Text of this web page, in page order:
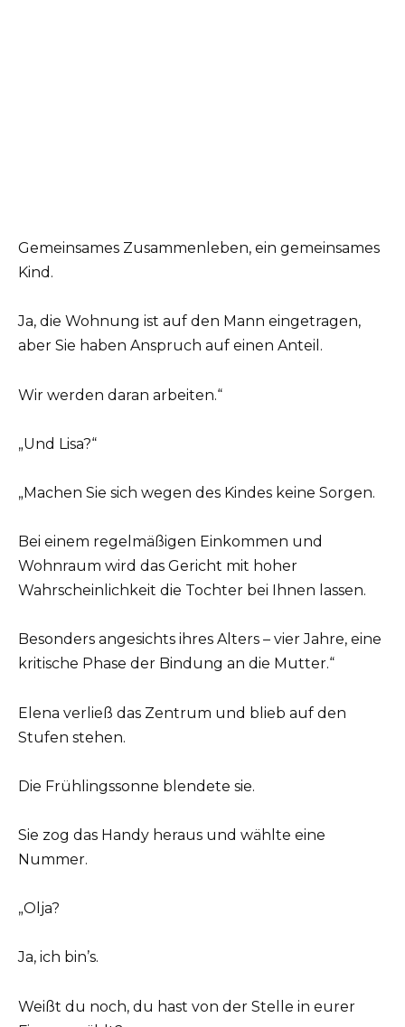
Gemeinsames Zusammenleben, ein gemeinsames
Kind.
Ja, die Wohnung ist auf den Mann eingetragen,
aber Sie haben Anspruch auf einen Anteil.
Wir werden daran arbeiten.“
„Und Lisa?“
„Machen Sie sich wegen des Kindes keine Sorgen.
Bei einem regelmäßigen Einkommen und
Wohnraum wird das Gericht mit hoher
Wahrscheinlichkeit die Tochter bei Ihnen lassen.
Besonders angesichts ihres Alters – vier Jahre, eine
kritische Phase der Bindung an die Mutter.“
Elena verließ das Zentrum und blieb auf den
Stufen stehen.
Die Frühlingssonne blendete sie.
Sie zog das Handy heraus und wählte eine
Nummer.
„Olja?
Ja, ich bin’s.
Weißt du noch, du hast von der Stelle in eurer